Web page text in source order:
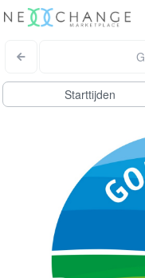
Starttijden